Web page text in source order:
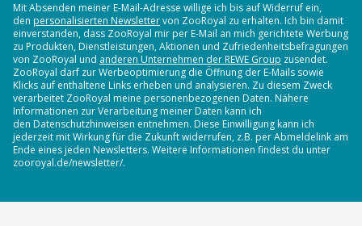
Mit Absenden meiner E-Mail-Adresse willige ich bis auf Widerruf ein,
den personalisierten Newslettervon ZooRoyal zu erhalten. Ich bin damit
einverstanden, dass ZooRoyal mir per E-Mail an mich gerichtete Werbung
zu Produkten, Dienstleistungen, Aktionen und Zufriedenheitsbefragungen
von ZooRoyal und anderen Unternehmen der REWE Group zusendet.
ZooRoyal darf zur Werbeoptimierung die Öffnung der E-Mails sowie
Klicks auf enthaltene Links erheben und analysieren. Zu diesem Zweck
verarbeitet ZooRoyal meine personenbezogenen Daten. Nähere
Informationen zur Verarbeitung meiner Daten kann ich
den Datenschutzhinweisen entnehmen. Diese Einwilligung kann ich
jederzeit mit Wirkung für die Zukunft widerrufen, z.B. per Abmeldelink am
Ende eines jeden Newsletters. Weitere Informationen findest du unter
zooroyal.de/newsletter/.